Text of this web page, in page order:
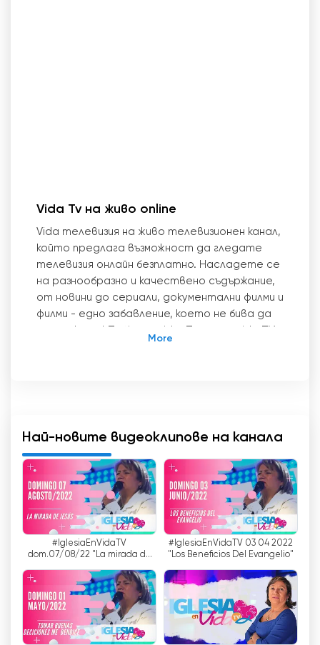
Vida Tv на живо online
Vida телевизия на живо телевизионен канал,
който предлага възможност да гледате
телевизия онлайн безплатно. Насладете се
на разнообразно и качествено съдържание,
от новини до сериали, документални филми и
филми - едно забавление, което не бива да
това в него има и национални и
международни новинарски събития.
Tu tienes vida, Tenemos vida TV е идеалният
канал за тези, които искат да бъдат в крак
с най-новите събития, свързани с Библията
и словото на Господ. Тази платформа
предлага селекция от съдържание, което
засяга теми като християнския живот,
вярата, надеждата и любовта.
Програмите, излъчвани по Tu tienes vida,
Tenemos vida TV, се предлагат на живо и
могат да се гледат и онлайн безплатно.
Най-новите видеоклипове на канала
#IglesiaEnVidaTV
dom.07/08/22 "La mirada de
#IglesiaEnVidaTV 03 04 2022
"Los Beneficios Del Evangelio"